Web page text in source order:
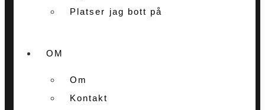
Platser jag bott på
OM
Om
Kontakt